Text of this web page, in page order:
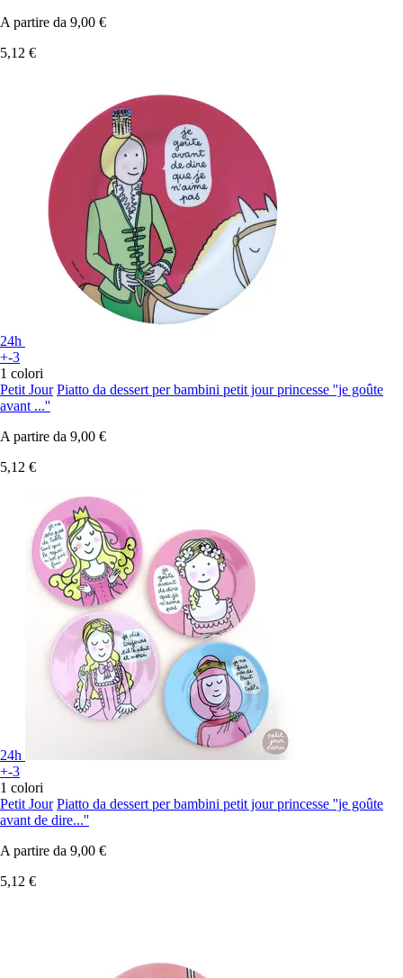
A partire da 9,00 €
5,12 €
24h
+-3
1 colori
Petit Jour Piatto da dessert per bambini petit jour princesse ''je goûte
avant ...''
A partire da 9,00 €
5,12 €
24h
+-3
1 colori
Petit Jour Piatto da dessert per bambini petit jour princesse ''je goûte
avant de dire...''
A partire da 9,00 €
5,12 €